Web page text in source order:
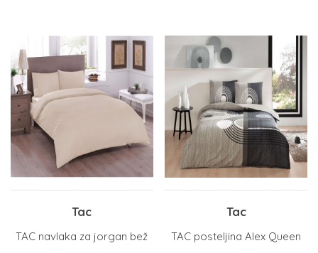
Tac
TAC navlaka za jorgan bež
Tac
TAC posteljina Alex Queen